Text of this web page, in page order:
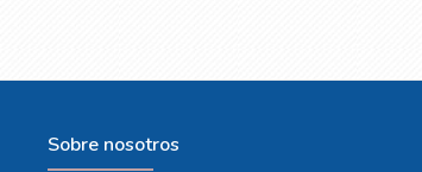
Sobre nosotros